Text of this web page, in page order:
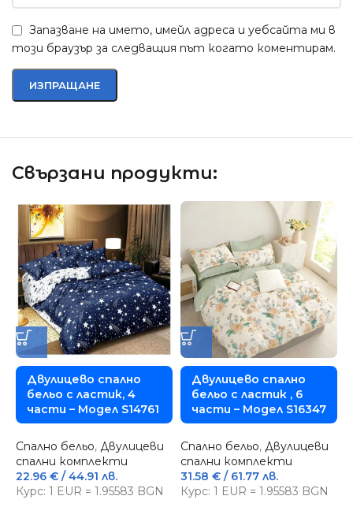
Запазване на името, имейл адреса и уебсайта ми в
този браузър за следващия път когато коментирам.
Свързани продукти:
Двулицево спално
бельо с ластик, 4
части – Модел S14761
Спално бельо, Двулицеви
спални комплекти
22.96 € / 44.91 лв.
Курс: 1 EUR = 1.95583 BGN
Двулицево спално
бельо с ластик , 6
части – Модел S16347
Спално бельо, Двулицеви
спални комплекти
31.58 €/ 61.77 лв.
Курс: 1 EUR = 1.95583 BGN